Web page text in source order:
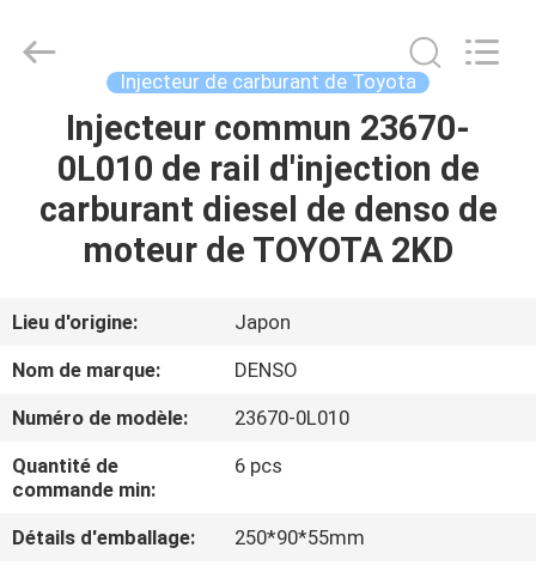
MAISON
PRODUITS
SUJET
DE
NOUS
VISITE
D'USINE
Auto
Injecteur de carburant de Toyota
Injecteur commun 23670-
0L010 de rail d'injection de
carburant diesel de denso de
moteur de TOYOTA 2KD
Lieu d'origine:
Japon
Nom de marque:
DENSO
Numéro de modèle:
23670-0L010
Quantité de
commande min:
6 pcs
Détails d'emballage:
250*90*55mm